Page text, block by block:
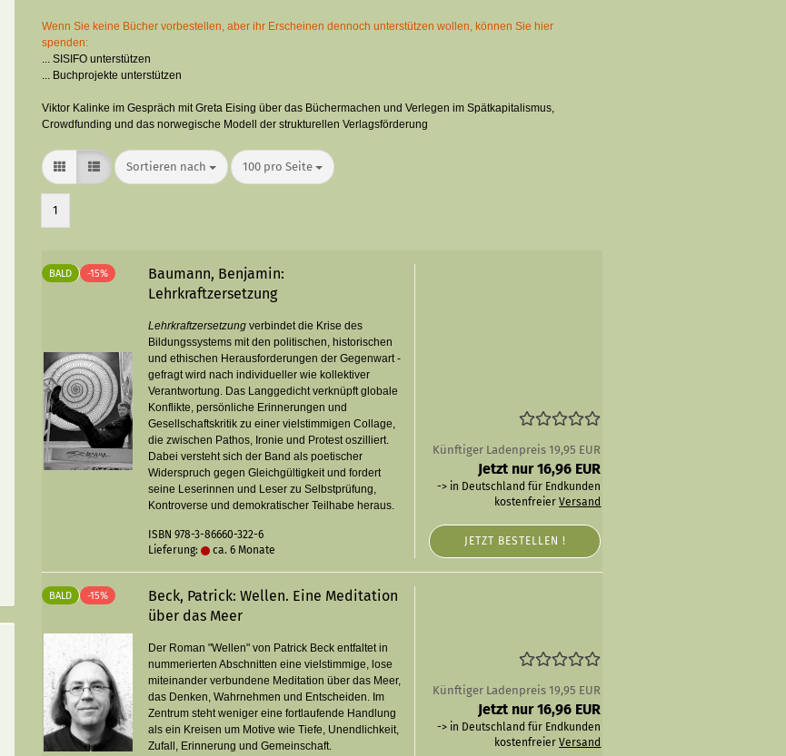
Wenn Sie keine Bücher vorbestellen, aber ihr Erscheinen dennoch unterstützen wollen, können Sie hier
spenden:
... SISIFO unterstützen
... Buchprojekte unterstützen
Viktor Kalinke im Gespräch mit Greta Eising über das Büchermachen und Verlegen im Spätkapitalismus,
Crowdfunding und das norwegische Modell der strukturellen Verlagsförderung
Sortieren nach
Sortieren nach 100 pro Seite
pro Seite
1
BALD -15%
Baumann, Benjamin:
Lehrkraftzersetzung
Lehrkraftzersetzung verbindet die Krise des
Bildungssystems mit den politischen, historischen
und ethischen Herausforderungen der Gegenwart -
gefragt wird nach individueller wie kollektiver
Verantwortung. Das Langgedicht verknüpft globale
Konflikte, persönliche Erinnerungen und
Gesellschaftskritik zu einer vielstimmigen Collage,
die zwischen Pathos, Ironie und Protest oszilliert.
Dabei versteht sich der Band als poetischer
Widerspruch gegen Gleichgültigkeit und fordert
seine Leserinnen und Leser zu Selbstprüfung,
Kontroverse und demokratischer Teilhabe heraus.
ISBN 978-3-86660-322-6
Lieferung:
ca. 6 Monate
Künftiger Ladenpreis 19,95 EUR
Jetzt nur 16,96 EUR
-> in Deutschland für Endkunden
kostenfreierVersand
JETZT BESTELLEN !
BALD -15%
Beck, Patrick: Wellen. Eine Meditation
über das Meer
Der Roman "Wellen" von Patrick Beck entfaltet in
nummerierten Abschnitten eine vielstimmige, lose
miteinander verbundene Meditation über das Meer,
das Denken, Wahrnehmen und Entscheiden. Im
Zentrum steht weniger eine fortlaufende Handlung
als ein Kreisen um Motive wie Tiefe, Unendlichkeit,
Zufall, Erinnerung und Gemeinschaft.
Künftiger Ladenpreis 19,95 EUR
Jetzt nur 16,96 EUR
-> in Deutschland für Endkunden
kostenfreierVersand